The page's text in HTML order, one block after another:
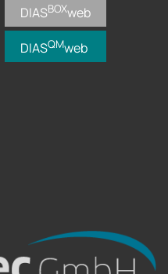
DIASBOXweb
DIASQMweb